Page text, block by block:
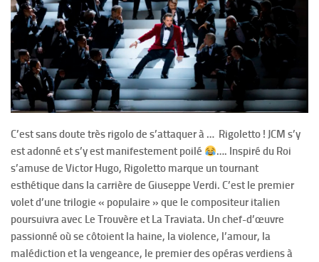
C’est sans doute très rigolo de s’attaquer à … Rigoletto ! JCM s’y
est adonné et s’y est manifestement poilé
…. Inspiré du Roi
s’amuse de Victor Hugo, Rigoletto marque un tournant
esthétique dans la carrière de Giuseppe Verdi. C’est le premier
volet d’une trilogie « populaire » que le compositeur italien
poursuivra avec Le Trouvère et La Traviata. Un chef-d’œuvre
passionné où se côtoient la haine, la violence, l’amour, la
malédiction et la vengeance, le premier des opéras verdiens à